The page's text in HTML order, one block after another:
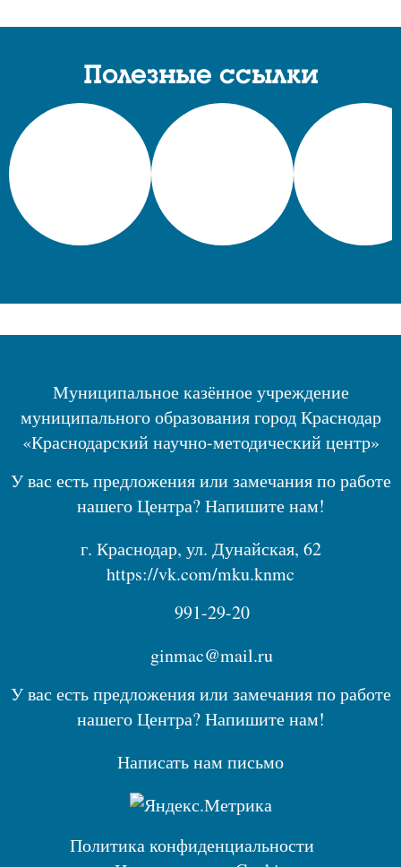
Полезные ссылки
Муниципальное казённое учреждение
муниципального образования город Краснодар
«Краснодарский научно-методический центр»
У вас есть предложения или замечания по работе
нашего Центра? Напишите нам!
г. Краснодар, ул. Дунайская, 62
https://vk.com/mku.knmc
991-29-20
ginmac@mail.ru
У вас есть предложения или замечания по работе
нашего Центра? Напишите нам!
Написать нам письмо
Политика конфиденциальности